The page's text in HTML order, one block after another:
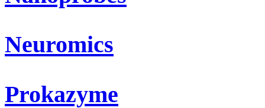
Neuromics
Prokazyme